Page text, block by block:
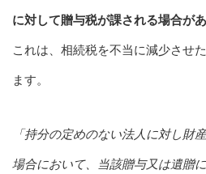
に対して贈与税が課される場合が
これは、相続税を不当に減少させ
ます。
「持分の定めのない法人に対し財
場合において、当該贈与又は遺贈